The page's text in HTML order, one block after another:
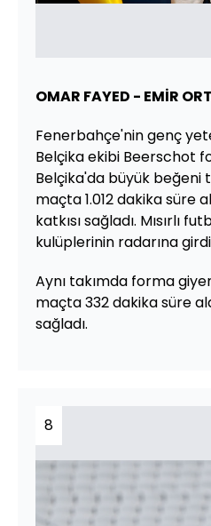
OMAR FAYED - EMİR
Fenerbahçe'nin genç
Belçika ekibi Beerschot
Belçika'da büyük beğeni
maçta 1.012 dakika süre
katkısı sağladı. Mısırlı
kulüplerinin radarına
Aynı takımda forma
maçta 332 dakika süre
sağladı.
8